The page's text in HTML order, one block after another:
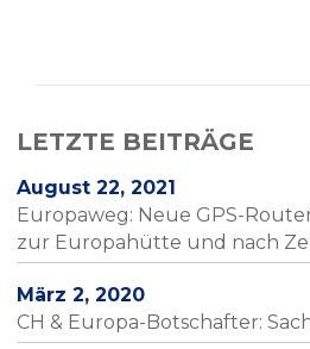
LETZTE BEITRÄGE
August 22, 2021
Europaweg: Neue GPS-
zur Europahütte und nach
März 2, 2020
CH & Europa-Botschafter: